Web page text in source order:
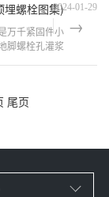
埋螺栓图集)2024-01-29
万千紧固件小
脚螺栓孔灌浆
尾页